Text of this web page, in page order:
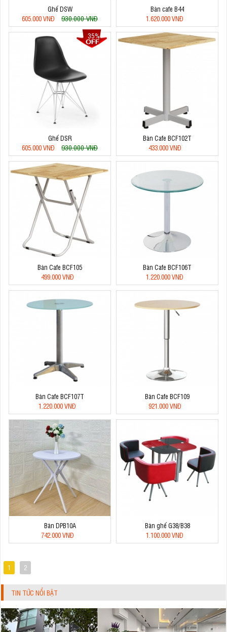
Ghế DSW
605.000 VNĐ
930.000 VNĐ
Bàn cafe B44
1.620.000 VNĐ
35%
Ghế DSR
605.000 VNĐ
930.000 VNĐ
Bàn Cafe BCF102T
433.000 VNĐ
Bàn Cafe BCF105
499.000 VNĐ
Bàn Cafe BCF106T
1.220.000 VNĐ
Bàn Cafe BCF107T
1.220.000 VNĐ
Bàn Cafe BCF109
921.000 VNĐ
Bàn DPB10A
742.000 VNĐ
Bàn ghế G38/B38
1.100.000 VNĐ
1 2
TIN TỨC NỔI BẬT